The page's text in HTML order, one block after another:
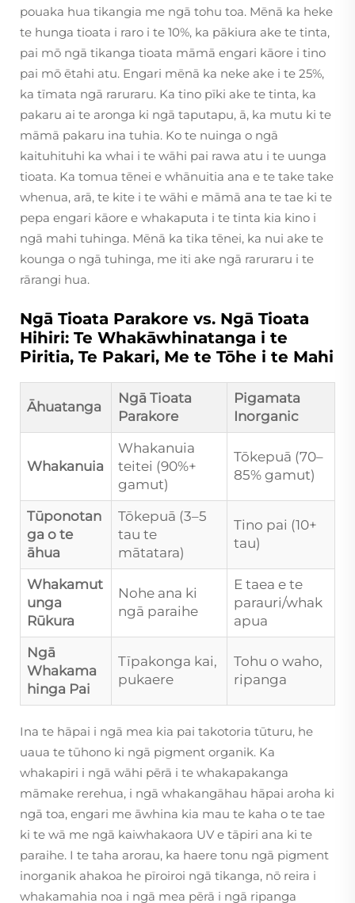
pouaka hua tikangia me ngā tohu toa. Mēnā ka heke
te hunga tioata i raro i te 10%, ka pākiura ake te tinta,
pai mō ngā tikanga tioata māmā engari kāore i tino
pai mō ētahi atu. Engari mēnā ka neke ake i te 25%,
ka tīmata ngā raruraru. Ka tino pīki ake te tinta, ka
pakaru ai te aronga ki ngā taputapu, ā, ka mutu ki te
māmā pakaru ina tuhia. Ko te nuinga o ngā
kaituhituhi ka whai i te wāhi pai rawa atu i te uunga
tioata. Ka tomua tēnei e whānuitia ana e te take take
whenua, arā, te kite i te wāhi e māmā ana te tae ki te
pepa engari kāore e whakaputa i te tinta kia kino i
ngā mahi tuhinga. Mēnā ka tika tēnei, ka nui ake te
kounga o ngā tuhinga, me iti ake ngā raruraru i te
rārangi hua.
Ngā Tioata Parakore vs. Ngā Tioata
Hihiri: Te Whakāwhinatanga i te
Piritia, Te Pakari, Me te Tōhe i te Mahi
Āhuatanga
Ngā Tioata
Parakore
Pigamata
Inorganic
Whakanuia
Whakanuia
teitei (90%+
gamut)
Tōkepuā (70–
85% gamut)
Tūponotan
ga o te
āhua
Tōkepuā (3–5
tau te
mātatara)
Tino pai (10+
tau)
Whakamut
unga
Rūkura
Nohe ana ki
ngā paraihe
E taea e te
parauri/whak
apua
Ngā
Whakama
hinga Pai
Tīpakonga kai,
pukaere
Tohu o waho,
ripanga
Ina te hāpai i ngā mea kia pai takotoria tūturu, he
uaua te tūhono ki ngā pigment organik. Ka
whakapiri i ngā wāhi pērā i te whakapakanga
māmake rerehua, i ngā whakangāhau hāpai aroha ki
ngā toa, engari me āwhina kia mau te kaha o te tae
ki te wā me ngā kaiwhakaora UV e tāpiri ana ki te
paraihe. I te taha arorau, ka haere tonu ngā pigment
inorganik ahakoa he pīroiroi ngā tikanga, nō reira i
whakamahia noa i ngā mea pērā i ngā ripanga